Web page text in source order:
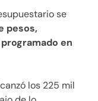
se
pesos,
en
los 225 mil